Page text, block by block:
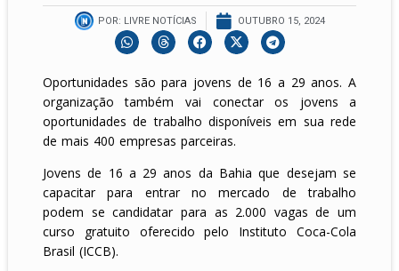
POR: LIVRE NOTÍCIAS OUTUBRO 15, 2024
Oportunidades são para jovens de 16 a 29 anos. A
organização também vai conectar os jovens a
oportunidades de trabalho disponíveis em sua rede
de mais 400 empresas parceiras.
Jovens de 16 a 29 anos da Bahia que desejam se
capacitar para entrar no mercado de trabalho
podem se candidatar para as 2.000 vagas de um
curso gratuito oferecido pelo Instituto Coca-Cola
Brasil (ICCB).